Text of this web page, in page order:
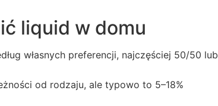
liquid w domu
własnych preferencji, najczęściej 50/50 lub
od rodzaju, ale typowo to 5–18%